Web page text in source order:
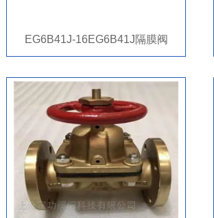
EG6B41J-16EG6B41J隔膜阀